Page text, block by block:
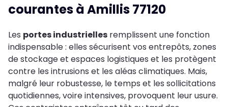
courantes à Amillis 77120
Les portes industrielles remplissent une fonction
indispensable : elles sécurisent vos entrepôts, zones
de stockage et espaces logistiques et les protègent
contre les intrusions et les aléas climatiques. Mais,
malgré leur robustesse, le temps et les sollicitations
quotidiennes, voire intensives, provoquent leur usure.